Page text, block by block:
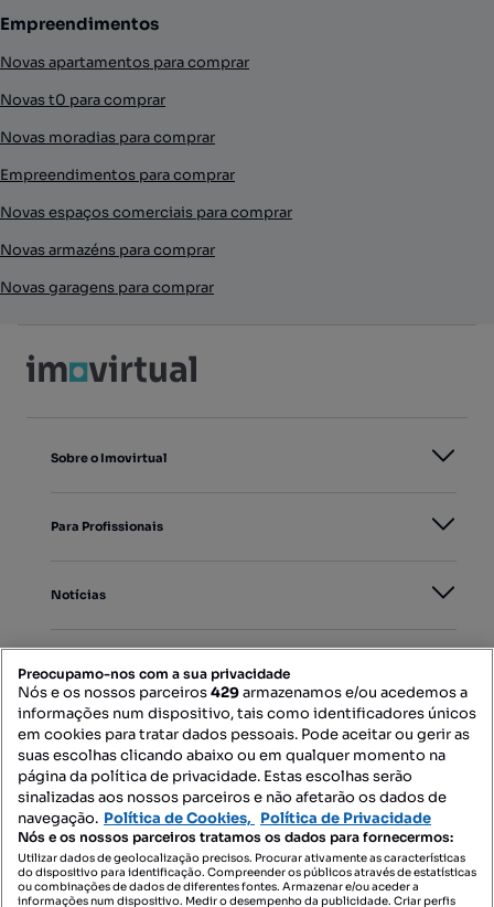
Empreendimentos
Novas apartamentos para comprar
Novas t0 para comprar
Novas moradias para comprar
Empreendimentos para comprar
Novas espaços comerciais para comprar
Novas armazéns para comprar
Novas garagens para comprar
Sobre o Imovirtual
Para Profissionais
Notícias
Mapa do Site
Contacte-nos
SIGA-NOS:
Preocupamo-nos com a sua privacidade
Nós e os nossos parceiros429armazenamos e/ou acedemos a
informações num dispositivo, tais como identificadores únicos
em cookies para tratar dados pessoais. Pode aceitar ou gerir as
suas escolhas clicando abaixo ou em qualquer momento na
página da política de privacidade. Estas escolhas serão
sinalizadas aos nossos parceiros e não afetarão os dados de
navegação. Política de Cookies, Política de Privacidade
Nós e os nossos parceiros tratamos os dados para fornecermos:
Utilizar dados de geolocalização precisos. Procurar ativamente as características
do dispositivo para identificação. Compreender os públicos através de estatísticas
ou combinações de dados de diferentes fontes. Armazenar e/ou aceder a
informações num dispositivo. Medir o desempenho da publicidade. Criar perfis